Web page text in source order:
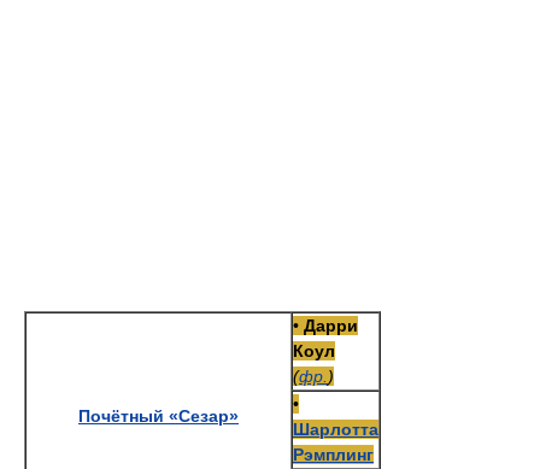
Почётный «Сезар»
• Дарри
Коул
(фр. )
•
Шарлотта
Рэмплинг